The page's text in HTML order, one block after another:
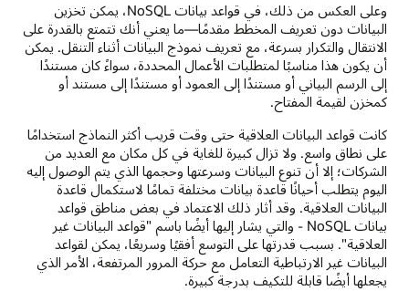
وعلى العكس من ذلك، في قواعد بيانات NoSQL، يمكن تخزين
البيانات دون تعريف المخطط مقدمًا—ما يعني أنك تتمتع بالقدرة على
الانتقال والتكرار بسرعة، مع تعريف نموذج البيانات أثناء التنقل. يمكن
أن يكون هذا مناسبًا لمتطلبات الأعمال المحددة، سواءً كان مستندًا
إلى الرسم البياني أو مستندًا إلى العمود أو مستندًا إلى مستند أو
كمخزن لقيمة المفتاح.
كانت قواعد البيانات العلاقية حتى وقت قريب أكثر النماذج استخدامًا
على نطاق واسع. ولا تزال كبيرة للغاية في كل مكان مع العديد من
الشركات؛ إلا أن تنوع البيانات وسرعتها وحجمها الذي يتم الوصول إليه
اليوم يتطلب أحيانًا قاعدة بيانات مختلفة تمامًا لاستكمال قاعدة
البيانات العلاقية. وقد أثار ذلك الاعتماد في بعض مناطق قواعد
بيانات NoSQL - والتي يشار إليها أيضًا باسم "قواعد البيانات غير
العلاقية". بسبب قدرتها على التوسع أفقيًا وسريعًا، يمكن لقواعد
البيانات غير الارتباطية التعامل مع حركة المرور المرتفعة، الأمر الذي
يجعلها أيضًا قابلة للتكيف بدرجة كبيرة.